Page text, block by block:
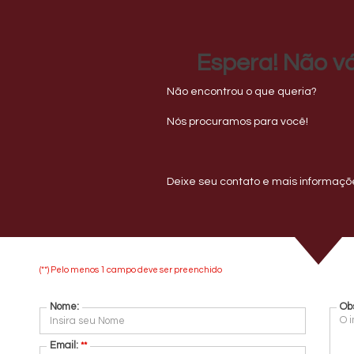
EXCELENTE APARTAMENTO
Espera! Não
Não encontrou o que queria?
Nós procuramos para você!
Deixe seu contato e mais
(**) Pelo menos 1 campo deve ser preenchido
Nome:
Email: **